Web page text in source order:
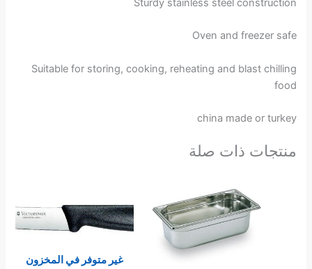
Sturdy stainless steel construction
Oven and freezer safe
Suitable for storing, cooking, reheating and blast chilling
food
china made or turkey
منتجات ذات صلة
غير متوفر في المخزون